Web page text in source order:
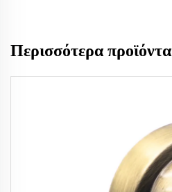
Περισσότερα προϊόντα